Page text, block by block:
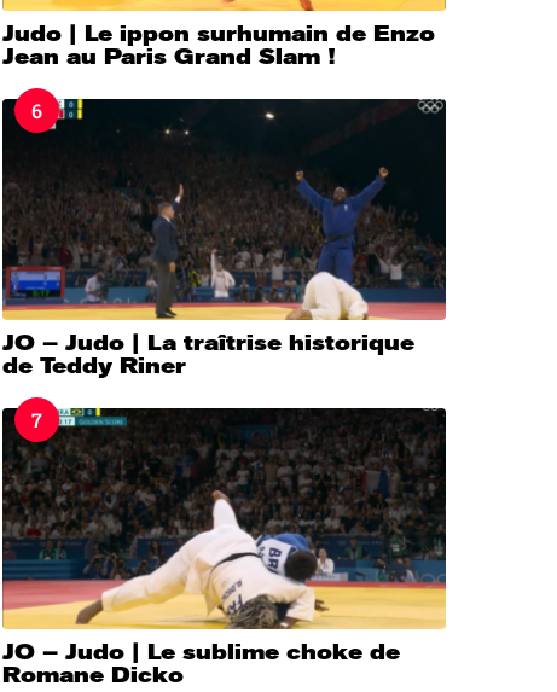
Judo | Le ippon surhumain de Enzo
Jean au Paris Grand Slam !
6
JO – Judo | La traîtrise historique
de Teddy Riner
7
JO – Judo | Le sublime choke de
Romane Dicko